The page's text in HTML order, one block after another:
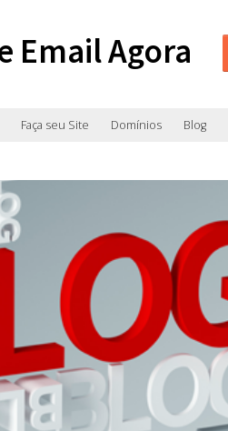
Email Agora
Faça seu Site Domínios Blog